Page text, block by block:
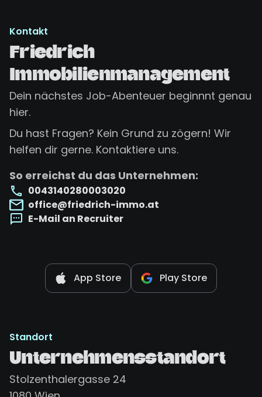
Kontakt
Friedrich
Immobilienmanagement
Dein nächstes Job-Abenteuer beginnnt genau
hier.
Du hast Fragen? Kein Grund zu zögern! Wir
helfen dir gerne. Kontaktiere uns.
So erreichst du das Unternehmen:
0043140280003020
office@friedrich-immo.at
E-Mail an Recruiter
App Store Play Store
Standort
Unternehmensstandort
Stolzenthalergasse 24